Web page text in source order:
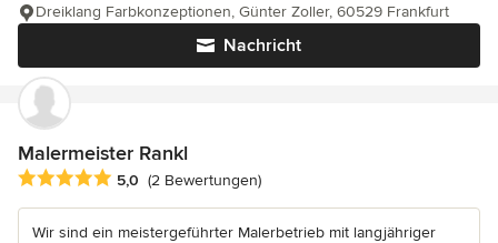
Nachricht
Dreiklang Farbkonzeptionen, Günter Zoller, 60529 Frankfurt
Malermeister Rankl
Durchschnittliche Bewertung: 5 von 5 Sternen
5,0 (2 Bewertungen)
Wir sind ein meistergeführter Malerbetrieb mit langjähriger